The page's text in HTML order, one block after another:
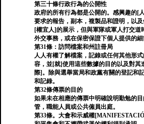
第三十條行政行為的公開性
政府的所有行為都是公開的。感興趣的[
要求的報告，副本，複製品和證明，以
[權宜人]的展示，但與軍隊或軍人打交道
外交事務，或在保密保證下個人提供的細
第31條：訪問檔案和州註冊局
人人有權了解檔案，記錄或任何其他形
容，並[就]使用這些數據的目的以及對其
際]。除與選舉當局和政黨有關的登記和
和記錄。
第32條傳票的目的
如果未在相應的傳票中明確說明勤勉的
管，職能人員或公共僱員出庭。
第33條。大會和示威權